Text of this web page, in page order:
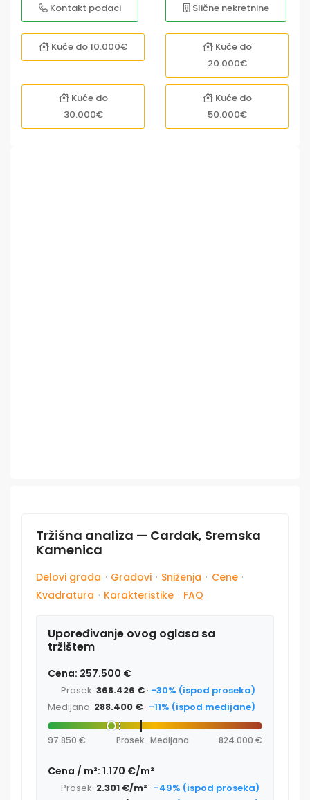
Kontakt podaci Slične nekretnine
Kuće do 10.000€
Kuće do
20.000€
Kuće do
30.000€
Kuće do
50.000€
Tržišna analiza — Cardak, Sremska
Kamenica
Delovi grada · Gradovi · Sniženja · Cene ·
Kvadratura · Karakteristike · FAQ
Upoređivanje ovog oglasa sa
tržištem
Cena: 257.500 €
Prosek: 368.426 € · -30% (ispod proseka)
Medijana: 288.400 € · -11% (ispod medijane)
97.850 € Prosek · Medijana 824.000 €
Cena / m²: 1.170 €/m²
Prosek: 2.301 €/m² · -49% (ispod proseka)